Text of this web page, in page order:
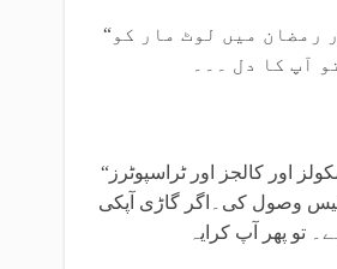
“کورونا” اور رمضان میں لوٹ مار کو
آپ کا دل ۔۔۔
“کورونا” میں سکولز اور کالجز اور ٹراسپوٹرز
وصول کی۔اگر گاڑی آپکی
تو پھر آپ کرایہ